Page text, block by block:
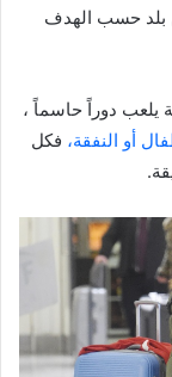
بلد حسب الهدف
يلعب دوراً حاسماً ،
أو النفقة، فكل